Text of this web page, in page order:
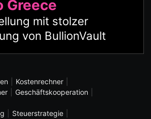
Greece
mit stolzer
von BullionVault
Kostenrechner
Geschäftskooperation
Steuerstrategie